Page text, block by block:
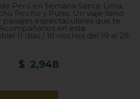
Perú en Semana Santa: Lima,
Picchu y Puno. Un viaje lleno
paisajes espectaculares que te
en esta
11 días / 10 noches del 19 al 29
$ 2,948